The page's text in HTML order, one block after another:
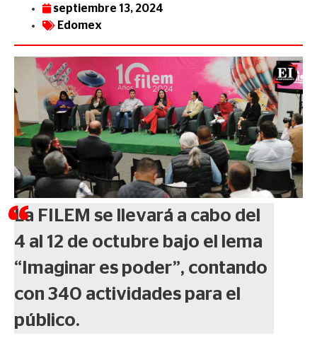
septiembre 13, 2024
Edomex
La FILEM se llevará a cabo del
4 al 12 de octubre bajo el lema
“Imaginar es poder”, contando
con 340 actividades para el
público.